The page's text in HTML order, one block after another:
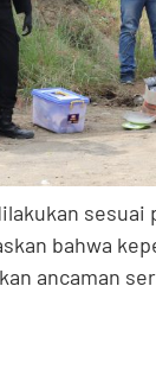
bahwa
ancaman